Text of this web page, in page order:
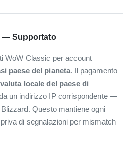
— Supportato
WoW Classic per account
paese del pianeta. Il pagamento
valuta locale del paese di
un indirizzo IP corrispondente —
Questo mantiene ogni
di segnalazioni per mismatch